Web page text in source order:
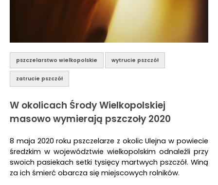
pszczelarstwo wielkopolskie wytrucie pszczół
zatrucie pszczół
W okolicach Środy Wielkopolskiej
masowo wymierają pszczoły 2020
8 maja 2020 roku pszczelarze z okolic Ulejna w powiecie
średzkim w województwie wielkopolskim odnaleźli przy
swoich pasiekach setki tysięcy martwych pszczół. Winą
za ich śmierć obarcza się miejscowych rolników.